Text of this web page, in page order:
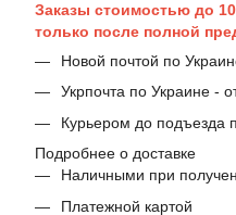
Заказы стоимостью до
только после полной
Новой почтой по
Укрпочта по Украине -
Курьером до подъезда
Подробнее о доставке
Наличными при
Платежной картой